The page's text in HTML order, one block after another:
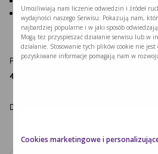
Gotowanie z Jerzym Nogalem
PKU
Prosimy o potwierdzenie obecności do dnia
427-867
Do zobaczenia!
Umożliwiają nam liczenie odwiedzin i źródeł
wydajności naszego Serwisu. Pokazują nam,
najbardziej popularne i w jaki sposób
Mogą też przyspieszać działanie serwisu lub w
działanie. Stosowanie tych plików cookie nie jest
pozyskiwane informacje pomagają nam w
Cookies marketingowe i